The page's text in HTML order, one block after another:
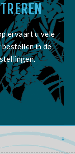
ervaart u vele
in de